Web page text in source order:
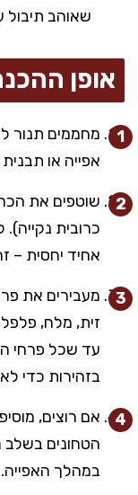
שאוהב תיבול
אופן
אפייה או
שוטפים את
כרובית
אחיד יחסית –
מעבירים את
זית, מלח,
עד שכל פרחי
בזהירות כדי
אם רוצים,
הטחונים בשלב
במהלך האפייה.